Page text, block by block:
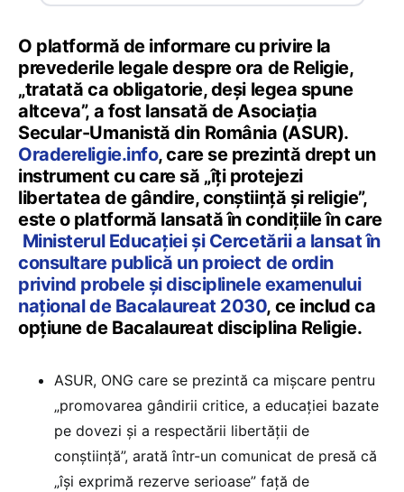
O platformă de informare cu privire la
prevederile legale despre ora de Religie,
„tratată ca obligatorie, deși legea spune
altceva”, a fost lansată de Asociația
Secular-Umanistă din România (ASUR).
Oradereligie.info, care se prezintă drept un
instrument cu care să „îți protejezi
libertatea de gândire, conștiință și religie”,
este o platformă lansată în condițiile în care
Ministerul Educației și Cercetării a lansat în
consultare publică un proiect de ordin
privind probele și disciplinele examenului
național de Bacalaureat 2030, ce includ ca
opțiune de Bacalaureat disciplina Religie.
ASUR, ONG care se prezintă ca mișcare pentru
„promovarea gândirii critice, a educației bazate
pe dovezi și a respectării libertății de
conștiință”, arată într-un comunicat de presă că
„își exprimă rezerve serioase” față de